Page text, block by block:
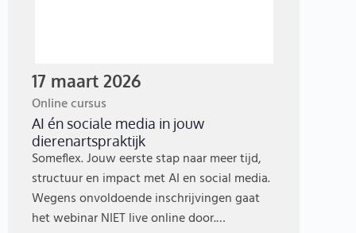
17 maart 2026
Online cursus
AI én sociale media in jouw
dierenartspraktijk
Someflex. Jouw eerste stap naar meer tijd,
structuur en impact met AI en social media.
Wegens onvoldoende inschrijvingen gaat
het webinar NIET live online door.…